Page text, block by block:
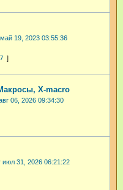
19, 2023 03:55:36
X-macro
06, 2026 09:34:30
июл 31, 2026 06:21:22